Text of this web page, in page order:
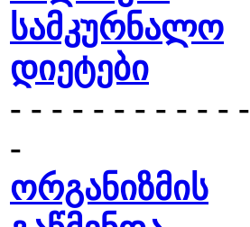
სამკურნალო
დიეტები
- - - - - - - - - - - -
-
ორგანიზმის